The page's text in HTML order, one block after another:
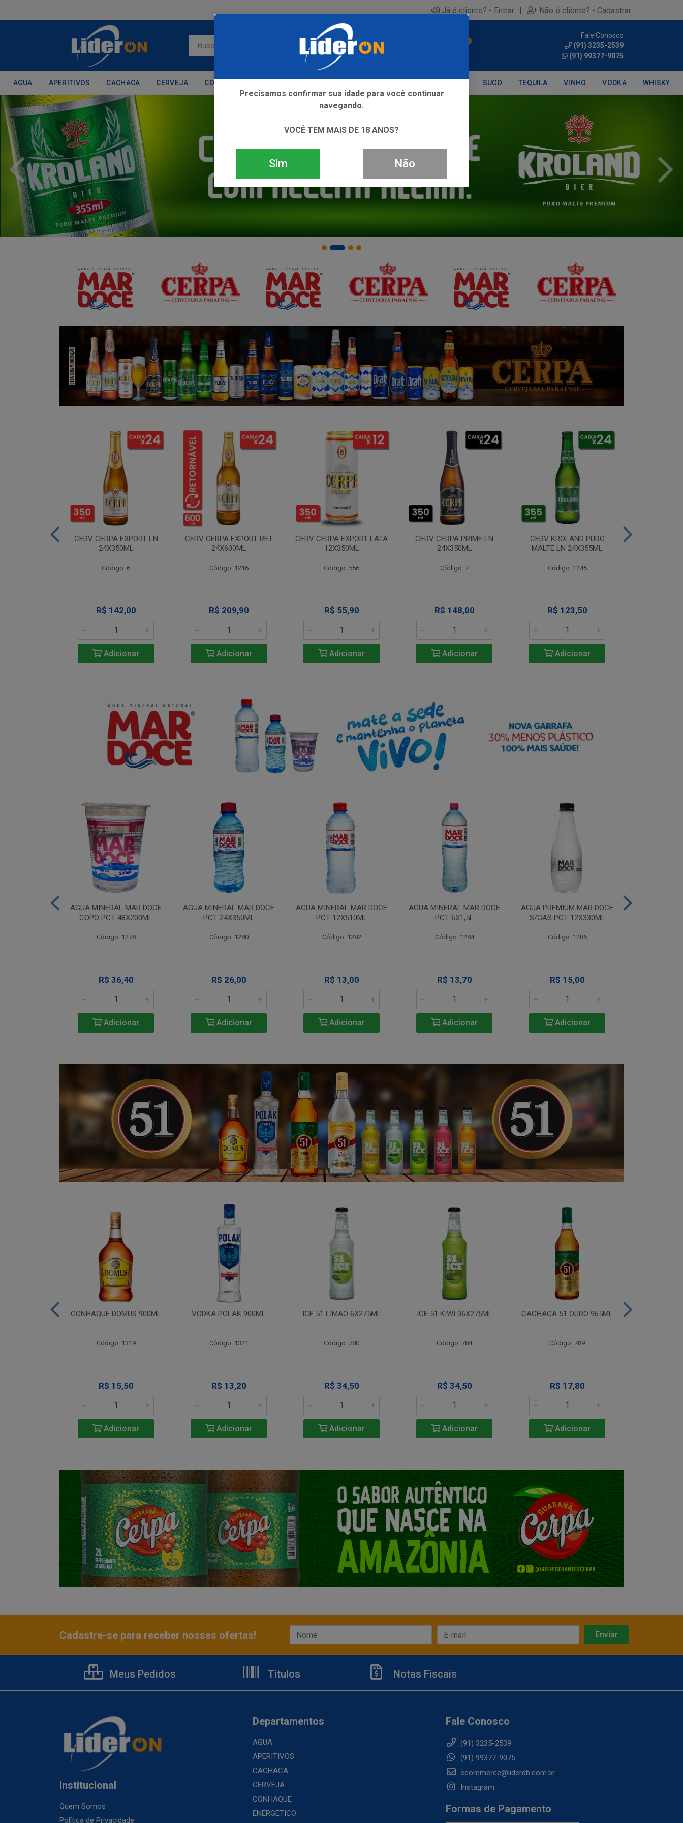
Já é cliente? - Entrar | Não é cliente? - Cadastrar
Fale Conosco
(91) 3235-2539
(91) 99377-9075
AGUA APERITIVOS CACHACA CERVEJA CONHAQUE SUCO TEQUILA VINHO VODKA WHISKY
CERV CERPA EXPORT LN
24X350ML
Código: 6
R$ 142,00
Adicionar
CERV CERPA EXPORT RET
24X600ML
Código: 1216
R$ 209,90
Adicionar
CERV CERPA EXPORT LATA
12X350ML
Código: 556
R$ 55,90
Adicionar
CERV CERPA PRIME LN
24X350ML
Código: 7
R$ 148,00
Adicionar
CERV KROLAND PURO
MALTE LN 24X355ML
Código: 1245
R$ 123,50
Adicionar
AGUA MINERAL MAR DOCE
COPO PCT 48X200ML
Código: 1278
R$ 36,40
Adicionar
AGUA MINERAL MAR DOCE
PCT 24X350ML
Código: 1280
R$ 26,00
Adicionar
AGUA MINERAL MAR DOCE
PCT 12X510ML
Código: 1282
R$ 13,00
Adicionar
AGUA MINERAL MAR DOCE
PCT 6X1,5L
Código: 1284
R$ 13,70
Adicionar
AGUA PREMIUM MAR DOCE
S/GAS PCT 12X330ML
Código: 1286
R$ 15,00
Adicionar
CONHAQUE DOMUS 900ML
Código: 1319
R$ 15,50
Adicionar
VODKA POLAK 900ML
Código: 1321
R$ 13,20
Adicionar
ICE 51 LIMAO 6X275ML
Código: 780
R$ 34,50
Adicionar
ICE 51 KIWI 06X275ML
Código: 784
R$ 34,50
Adicionar
CACHACA 51 OURO 965ML
Código: 789
R$ 17,80
Adicionar
Cadastre-se para receber nossas ofertas!
Meus Pedidos Títulos Notas Fiscais
Institucional
Quem Somos
Política de Privacidade
Departamentos
AGUA
APERITIVOS
CACHACA
CERVEJA
CONHAQUE
ENERGETICO
Fale Conosco
(91) 3235-2539
(91) 99377-9075
ecommerce@liderdb.com.br
Instagram
Formas de Pagamento
Precisamos confirmar sua idade para você continuar
navegando.
VOCÊ TEM MAIS DE 18 ANOS?
Sim Não